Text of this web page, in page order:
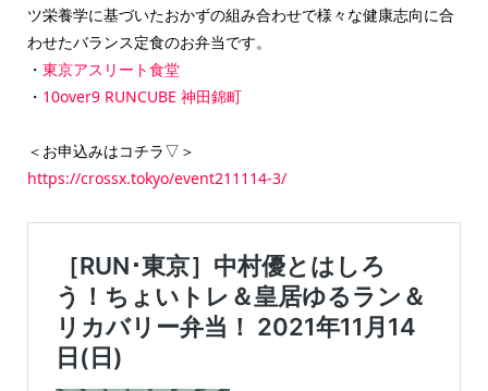
ツ栄養学に基づいたおかずの組み合わせで様々な健康志向に合
わせたバランス定食のお弁当です。
・ 東京アスリート食堂
・ 10over9 RUNCUBE 神田錦町
＜お申込みはコチラ▽＞
https://crossx.tokyo/event211114-3/